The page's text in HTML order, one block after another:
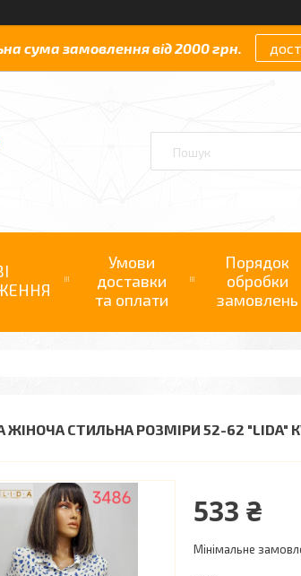
сума замовлення від 2000 грн.
Умови
доставки
та оплати
Порядок
обробки
замовлень
ЖІНОЧА СТИЛЬНА РОЗМІРИ 52-62
533 ₴
Мінімальне